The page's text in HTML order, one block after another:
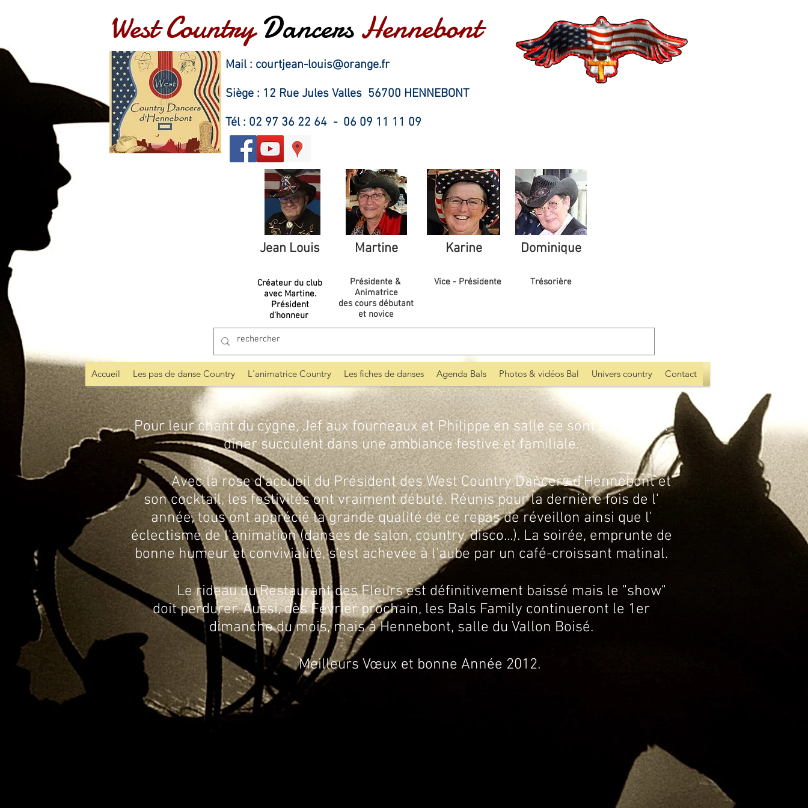
West Country Dancers Hennebont
Mail : courtjean-louis@orange.fr
Siège : 12 Rue Jules Valles 56700 HENNEBONT
Tél : 02 97 36 22 64 - 06 09 11 11 09
Jean Louis
Créateur du club
avec Martine.
Président
d'honneur
Martine
Présidente &
Animatrice
des cours débutant
et novice
Karine
Vice - Présidente
Dominique
Trésorière
Accueil Les pas de danse Country L'animatrice Country Les fiches de danses Agenda Bals Photos & vidéos Bal Univers country Contact
Pour leur chant du cygne, Jef aux fourneaux et Philippe en salle se sont surpassés:
dîner succulent dans une ambiance festive et familiale.
Avec la rose d’accueil du Président des West Country Dancers d'Hennebont et
son cocktail, les festivités ont vraiment débuté. Réunis pour la dernière fois de l'
année, tous ont apprécié la grande qualité de ce repas de réveillon ainsi que l'
éclectisme de l'animation (danses de salon, country, disco...). La soirée, emprunte de
bonne humeur et convivialité, s'est achevée à l'aube par un café-croissant matinal.
Le rideau du Restaurant des Fleurs est définitivement baissé mais le "show"
doit perdurer. Aussi, dès Février prochain, les Bals Family continueront le 1er
dimanche du mois, mais à Hennebont, salle du Vallon Boisé.
Meilleurs Vœux et bonne Année 2012.